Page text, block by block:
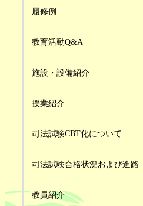
履修例
教育活動Q&A
施設・設備紹介
授業紹介
司法試験CBT化について
司法試験合格状況および進路
教員紹介